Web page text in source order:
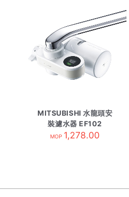
MITSUBISHI 水龍頭安
裝濾水器 EF102
MOP 1,278.00